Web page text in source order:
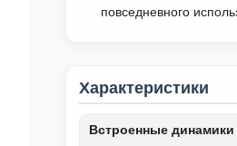
повседневного
Характеристики
Встроенные динамики